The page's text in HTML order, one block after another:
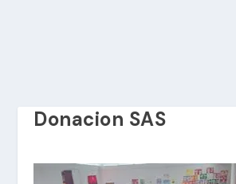
Donacion SAS